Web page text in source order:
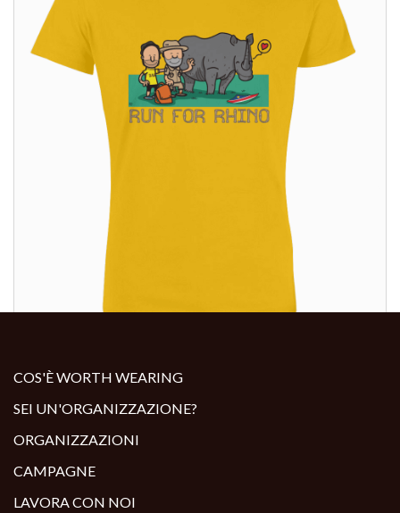
COS'È WORTH WEARING
SEI UN'ORGANIZZAZIONE?
ORGANIZZAZIONI
CAMPAGNE
LAVORA CON NOI